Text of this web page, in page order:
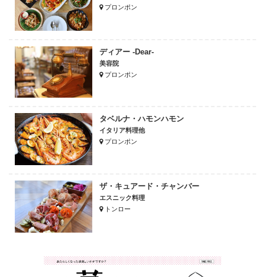
プロンポン
ディアー -Dear-
美容院
プロンポン
タベルナ・ハモンハモン
イタリア料理他
プロンポン
ザ・キュアード・チャンバー
エスニック料理
トンロー